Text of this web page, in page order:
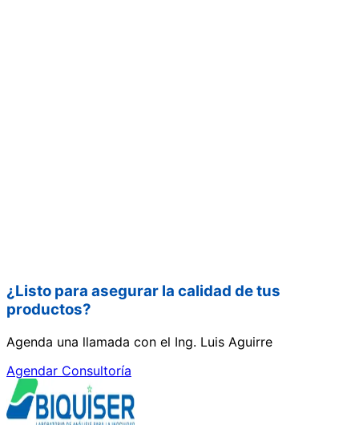
¿Listo para asegurar la calidad de tus
productos?
Agenda una llamada con el Ing. Luis Aguirre
Agendar Consultoría